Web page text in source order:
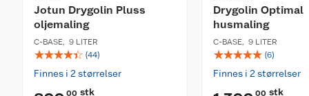
Jotun Drygolin Pluss
oljemaling
C-BASE, 9 LITER
☆☆☆☆☆ (44)
Finnes i 2 størrelser
00 stk
Drygolin Optimal
husmaling
C-BASE, 9 LITER
☆☆☆☆☆ (6)
Finnes i 2 størrelser
00 stk